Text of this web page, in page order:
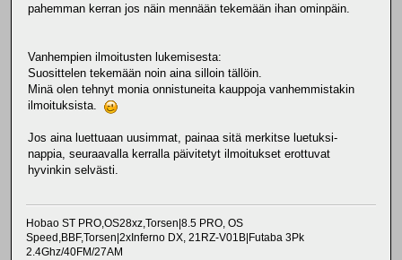
pahemman kerran jos näin mennään tekemään ihan ominpäin.
Vanhempien ilmoitusten lukemisesta:
Suosittelen tekemään noin aina silloin tällöin.
Minä olen tehnyt monia onnistuneita kauppoja vanhemmistakin
ilmoituksista.
Jos aina luettuaan uusimmat, painaa sitä merkitse luetuksi-
nappia, seuraavalla kerralla päivitetyt ilmoitukset erottuvat
hyvinkin selvästi.
Hobao ST PRO,OS28xz,Torsen|8.5 PRO, OS
Speed,BBF,Torsen|2xInferno DX, 21RZ-V01B|Futaba 3Pk
2.4Ghz/40FM/27AM